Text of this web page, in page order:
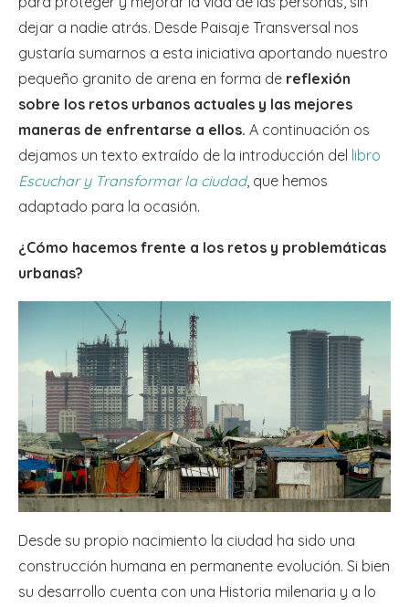
dejar a nadie atrás. Desde Paisaje Transversal nos
gustaría sumarnos a esta iniciativa aportando nuestro
pequeño granito de arena en forma de reflexión
sobre los retos urbanos actuales y las mejores
maneras de enfrentarse a ellos. A continuación os
dejamos un texto extraído de la introducción del libro
Escuchar y Transformar la ciudad, que hemos
adaptado para la ocasión.
¿Cómo hacemos frente a los retos y problemáticas
urbanas?
Desde su propio nacimiento la ciudad ha sido una
construcción humana en permanente evolución. Si bien
su desarrollo cuenta con una Historia milenaria y a lo